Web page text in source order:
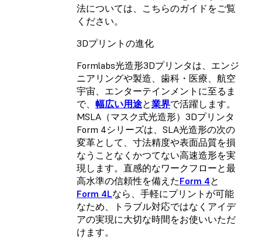
法については、こちらのガイドをご覧
ください。
3Dプリントの進化
Formlabs光造形3Dプリンタは、エンジ
ニアリングや製造、歯科・医療、航空
宇宙、エンターテインメントに至るま
で、 幅広い用途と業界で活躍します。
MSLA（マスク式光造形）3Dプリンタ
Form 4シリーズは、SLA光造形の次の
変革として、寸法精度や表面品質を損
なうことなくかつてない高速造形を実
現します。直感的なワークフローと最
高水準の信頼性を備えたForm 4と
Form 4Lなら、手軽にプリントが可能
なため、トラブル対応ではなくアイデ
アの実現に大切な時間をお使いいただ
けます。